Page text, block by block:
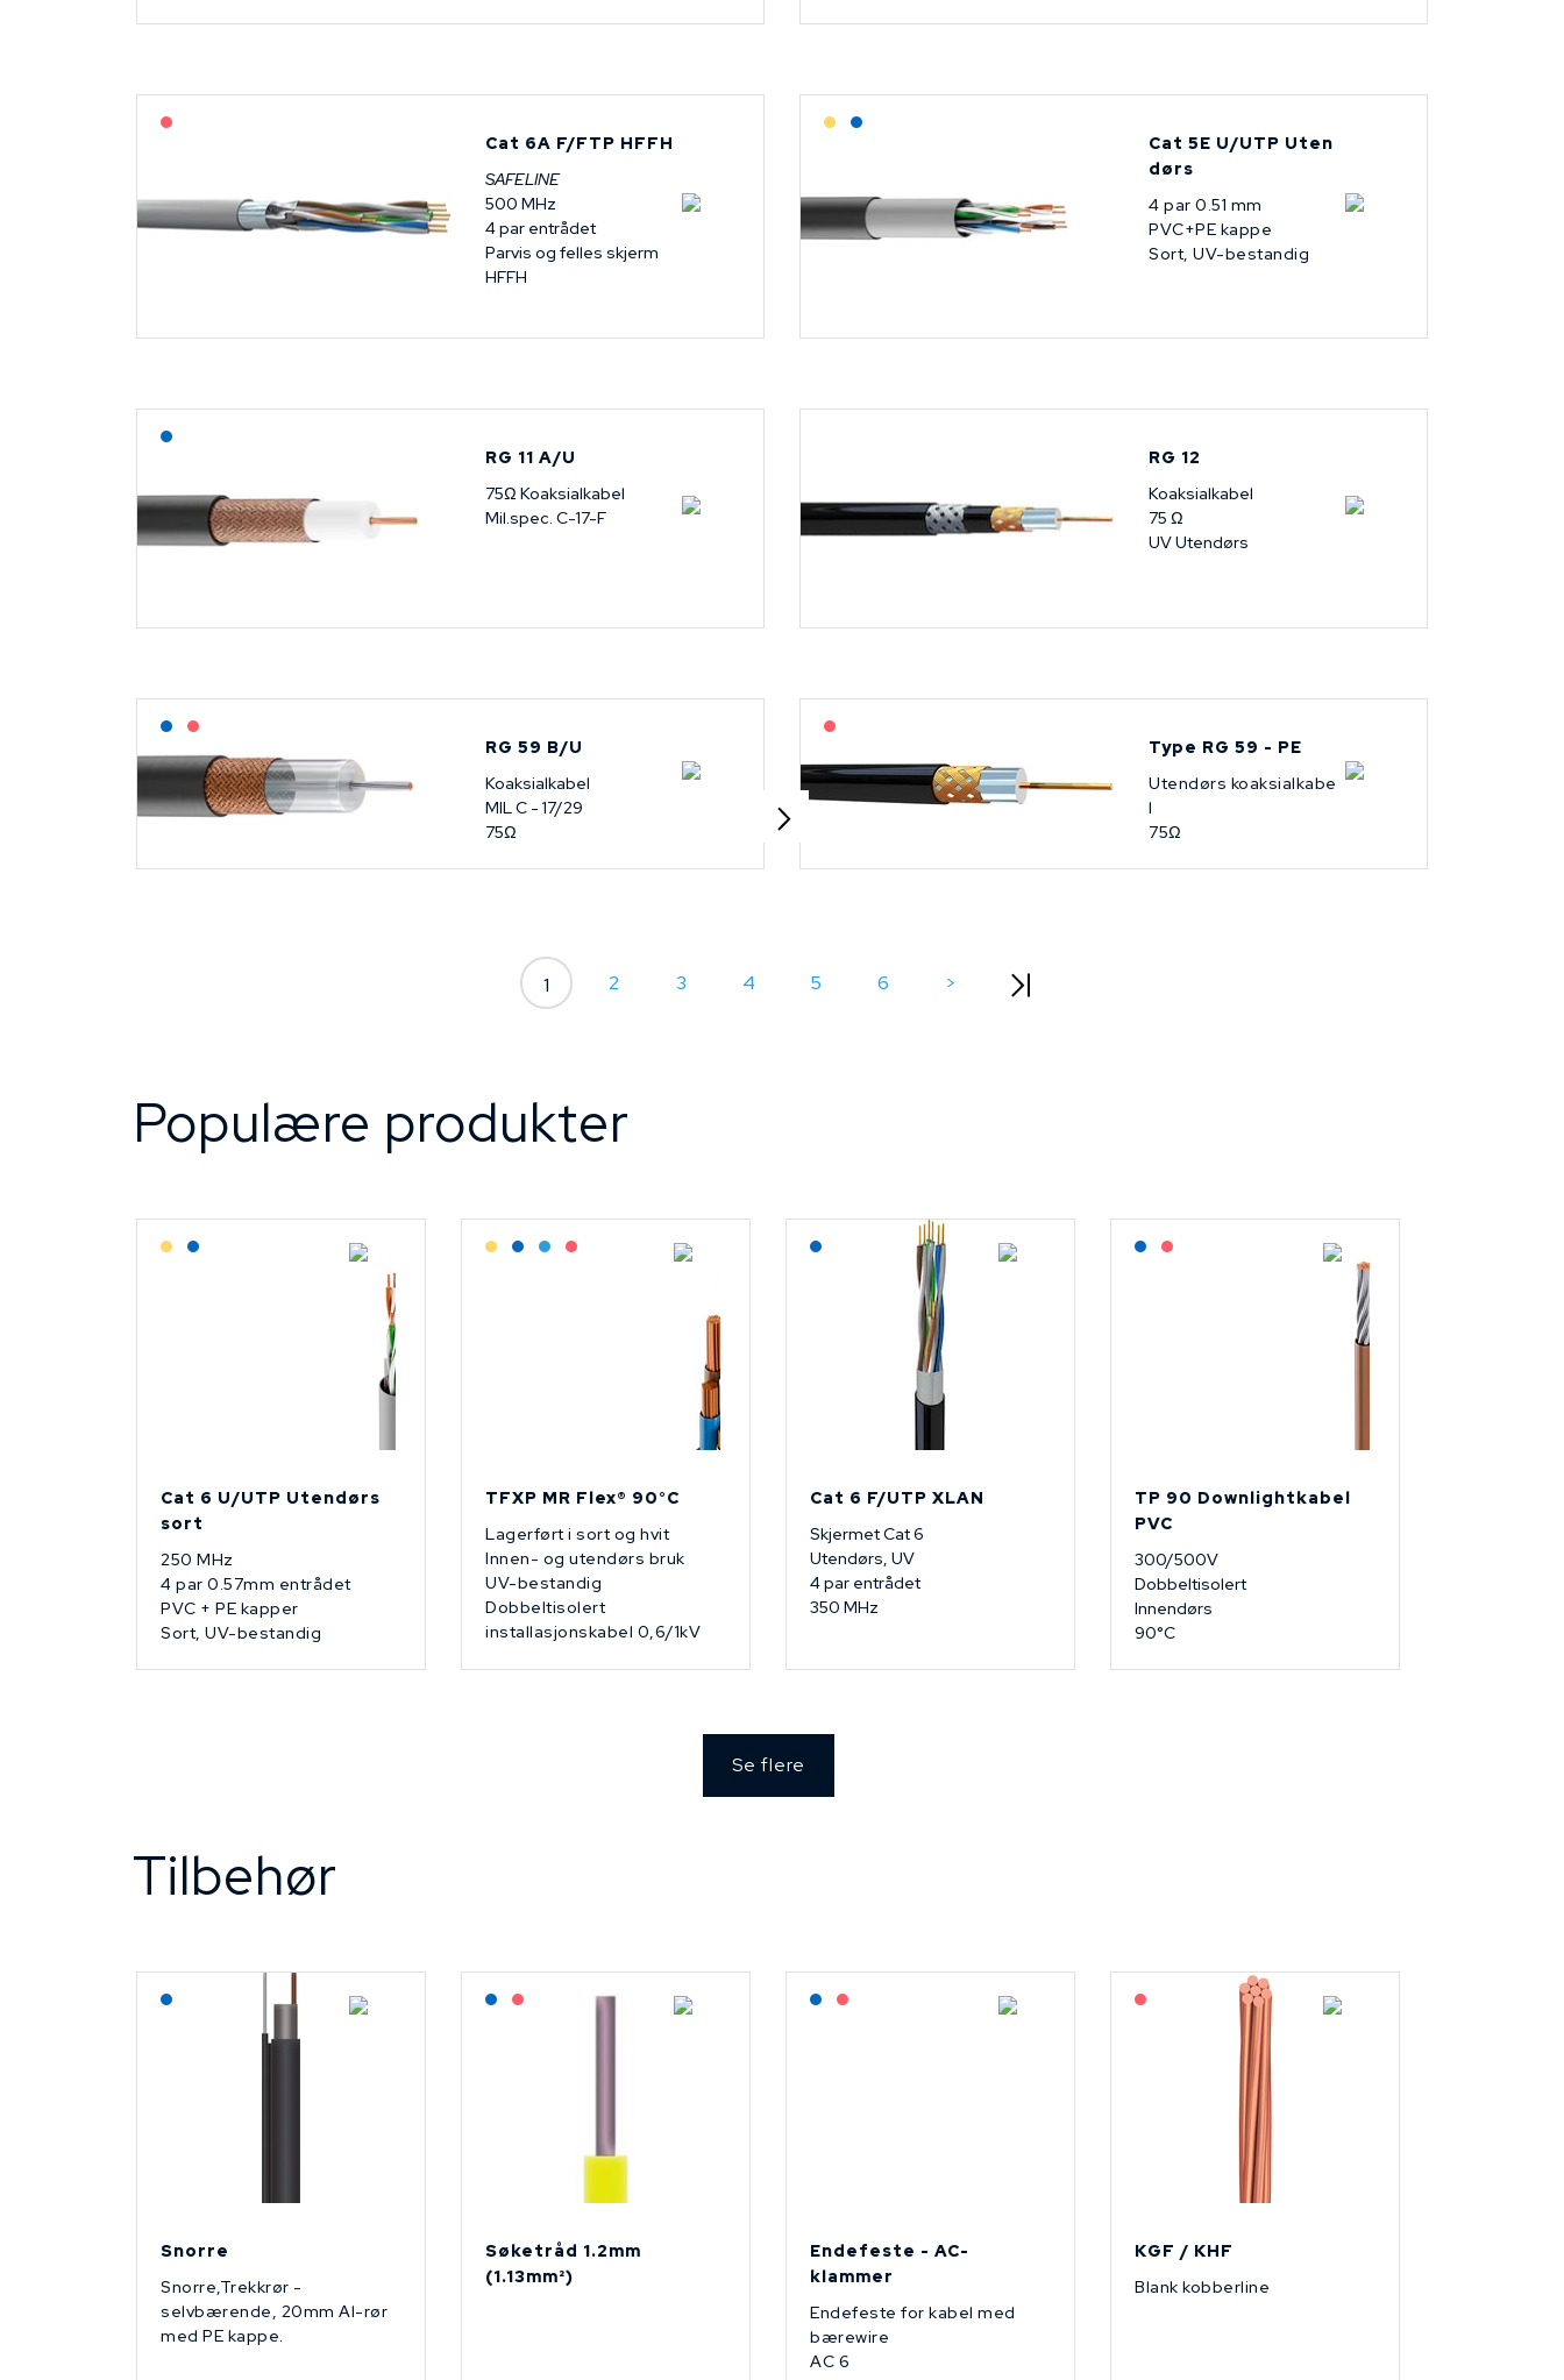
Cat 6A F/FTP HFFH
SAFELINE
500 MHz
4 par entrådet
Parvis og felles skjerm
HFFH
Lagerført: Grossist
Cat 5E U/UTP Uten
dørs
4 par 0.51 mm
PVC+PE kappe
Sort, UV-bestandig
RG 11 A/U
75Ω Koaksialkabel
Mil.spec. C-17-F
RG 12
Koaksialkabel
75 Ω
UV Utendørs
Lagerført: NEK Kabel
RG 59 B/U
Koaksialkabel
MIL C - 17/29
75Ω
Type RG 59 - PE
Utendørs koaksialkabe
l
75Ω
1 2 3 4 5 6 >
Populære produkter
Lagerført: Grossist
Lagerført: NEK Kabel
Cat 6 U/UTP Utendørs
sort
250 MHz
4 par 0.57mm entrådet
PVC + PE kapper
Sort, UV-bestandig
Lagerført: Grossist
Lagerført: NEK Kabel
Bestilling: 2-3 uker
På forespørsel
TFXP MR Flex® 90°C
Lagerført i sort og hvit
Innen- og utendørs bruk
UV-bestandig
Dobbeltisolert
installasjonskabel 0,6/1kV
Lagerført: NEK Kabel
Cat 6 F/UTP XLAN
Skjermet Cat 6
Utendørs, UV
4 par entrådet
350 MHz
Lagerført: NEK Kabel
TP 90 Downlightkabel
PVC
300/500V
Dobbeltisolert
Innendørs
90°C
Se flere
Tilbehør
Snorre
Snorre,Trekkrør -
selvbærende, 20mm Al-rør
med PE kappe.
Lagerført: NEK Kabel
På forespørsel
Søketråd 1.2mm
(1.13mm²)
Lagerført: NEK Kabel
Endefeste - AC-
klammer
Endefeste for kabel med
bærewire
AC 6
På forespørsel
KGF / KHF
Blank kobberline